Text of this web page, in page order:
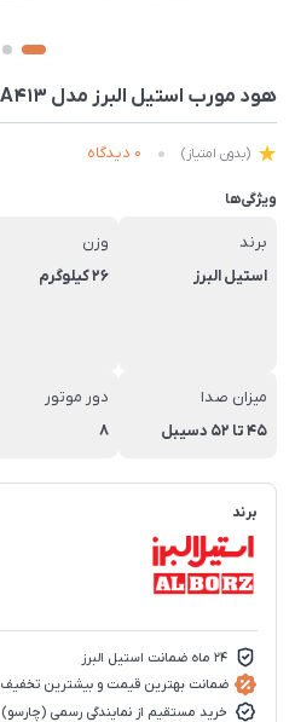
هود مورب استیل البرز مدل SA413 سفید
(بدون امتیاز) 0 دیدگاه
ویژگی‌ها
برند
استیل البرز
وزن
26 کیلوگرم
میزان صدا
45 تا 52 دسیبل
دور موتور
8
برند
24 ماه ضمانت استیل البرز
ضمانت بهترین قیمت و بیشترین تخفیف
خرید مستقیم از نمایندگی رسمی (چارسو)